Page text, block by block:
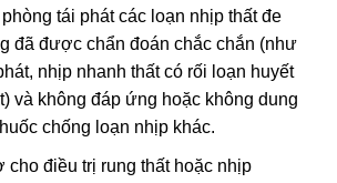
tái phát các loạn nhịp thất đe
đã được chẩn đoán chắc chắn (như
nhịp nhanh thất có rối loạn huyết
và không đáp ứng hoặc không dung
chống loạn nhịp khác.
cho điều trị rung thất hoặc nhịp